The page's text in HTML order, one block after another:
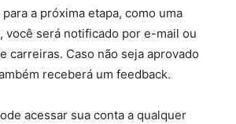
a próxima etapa, como uma
você será notificado por e-mail ou
carreiras. Caso não seja aprovado
receberá um feedback.
acessar sua conta a qualquer